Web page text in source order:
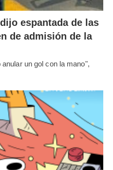
espantada de las
de admisión de la
un gol con la mano",